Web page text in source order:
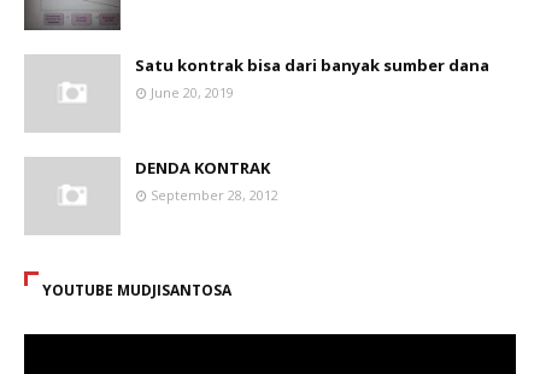
Satu kontrak bisa dari banyak sumber dana
June 20, 2019
DENDA KONTRAK
September 28, 2012
YOUTUBE MUDJISANTOSA